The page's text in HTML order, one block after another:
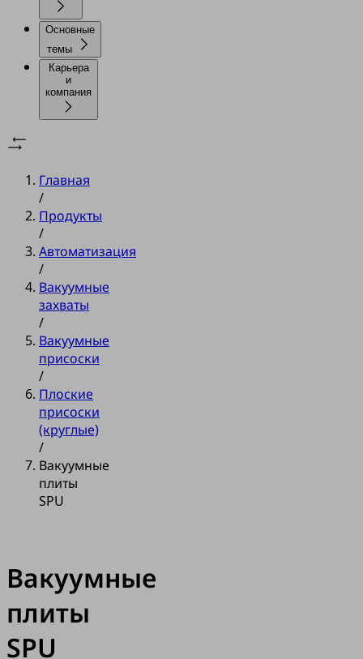
Основные
темы
Карьера
и
компания
Главная
/
Продукты
/
Автоматизация
/
Вакуумные
захваты
/
Вакуумные
присоски
/
Плоские
присоски
(круглые)
/
Вакуумные
плиты
SPU
Вакуумные
плиты
SPU